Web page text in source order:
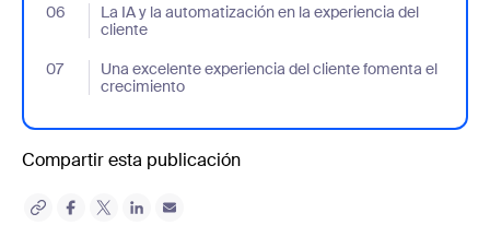
06
La IA y la automatización en la experiencia del
cliente
- Jumplink to La IA y la automatización en la experiencia del
07
Una excelente experiencia del cliente fomenta el
crecimiento
- Jumplink to Una excelente experiencia del cliente fomenta el
Compartir esta publicación